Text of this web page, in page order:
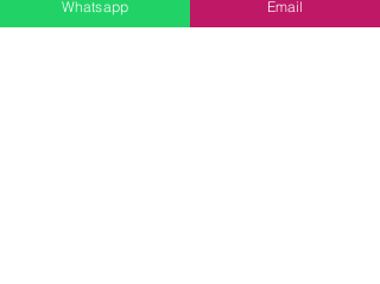
CP 60080 Uruapan, Michoacán
Whatsapp Email